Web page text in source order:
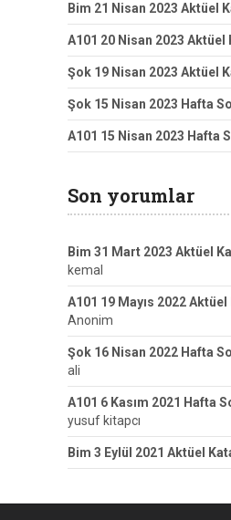
Bim 21 Nisan 2023 Aktüel
A101 20 Nisan 2023 Aktüel
Şok 19 Nisan 2023 Aktüel
Şok 15 Nisan 2023 Hafta
A101 15 Nisan 2023 Hafta
Son yorumlar
Bim 31 Mart 2023 Aktüel
kemal
A101 19 Mayıs 2022
Anonim
Şok 16 Nisan 2022 Hafta
ali
A101 6 Kasım 2021 Hafta
yusuf kitapcı
Bim 3 Eylül 2021 Aktüel